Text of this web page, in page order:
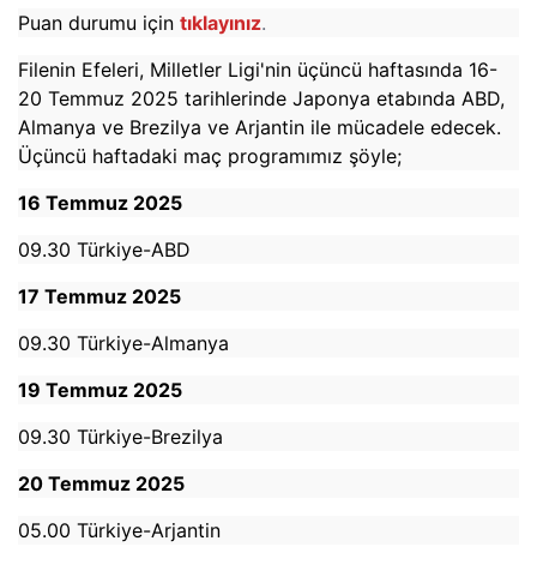
Puan durumu için tıklayınız.
Filenin Efeleri, Milletler Ligi'nin üçüncü haftasında 16-
20 Temmuz 2025 tarihlerinde Japonya etabında ABD,
Almanya ve Brezilya ve Arjantin ile mücadele edecek.
Üçüncü haftadaki maç programımız şöyle;
16 Temmuz 2025
09.30 Türkiye-ABD
17 Temmuz 2025
09.30 Türkiye-Almanya
19 Temmuz 2025
09.30 Türkiye-Brezilya
20 Temmuz 2025
05.00 Türkiye-Arjantin